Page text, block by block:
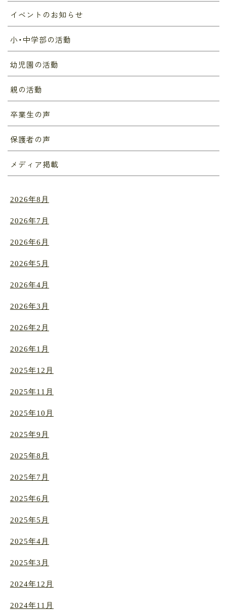
イベントのお知らせ
小・中学部の活動
幼児園の活動
親の活動
卒業生の声
保護者の声
メディア掲載
2026年8月
2026年7月
2026年6月
2026年5月
2026年4月
2026年3月
2026年2月
2026年1月
2025年12月
2025年11月
2025年10月
2025年9月
2025年8月
2025年7月
2025年6月
2025年5月
2025年4月
2025年3月
2024年12月
2024年11月